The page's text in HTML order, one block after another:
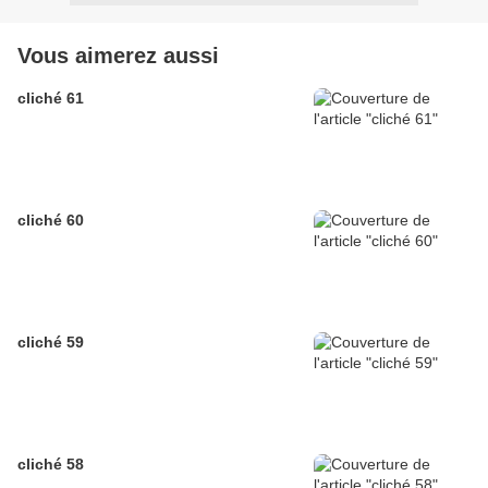
Vous aimerez aussi
cliché 61
cliché 60
cliché 59
cliché 58